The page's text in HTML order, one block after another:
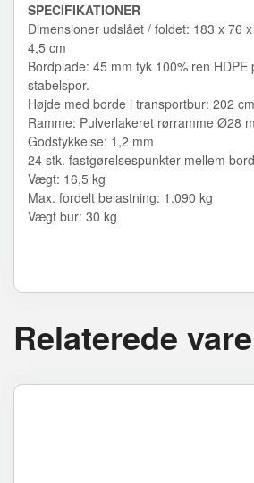
SPECIFIKATIONER
Dimensioner udslået / foldet: 183 x 76
4,5 cm
Bordplade: 45 mm tyk 100% ren HDPE
stabelspor.
Højde med borde i transportbur: 202 cm
Ramme: Pulverlakeret rørramme Ø28
Godstykkelse: 1,2 mm
24 stk. fastgørelsespunkter mellem
Vægt: 16,5 kg
Max. fordelt belastning: 1.090 kg
Vægt bur: 30 kg
Relaterede